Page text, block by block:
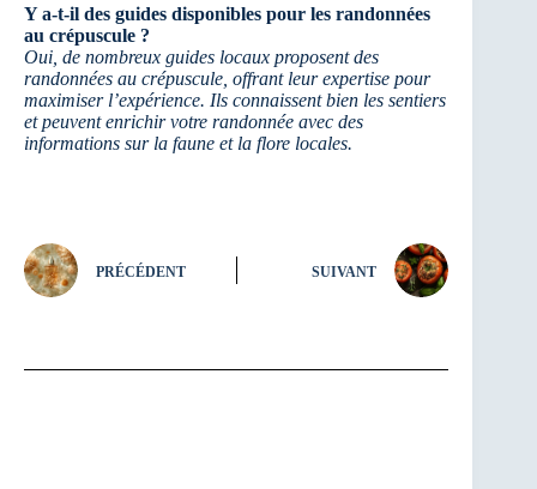
Y a-t-il des guides disponibles pour les randonnées
au crépuscule ?
Oui, de nombreux guides locaux proposent des
randonnées au crépuscule, offrant leur expertise pour
maximiser l’expérience. Ils connaissent bien les sentiers
et peuvent enrichir votre randonnée avec des
informations sur la faune et la flore locales.
PRÉCÉDENT SUIVANT